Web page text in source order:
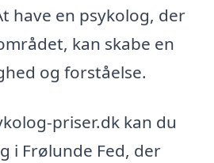
have en psykolog, der
kan skabe en
og forståelse.
priser.dk kan du
i Frølunde Fed, der